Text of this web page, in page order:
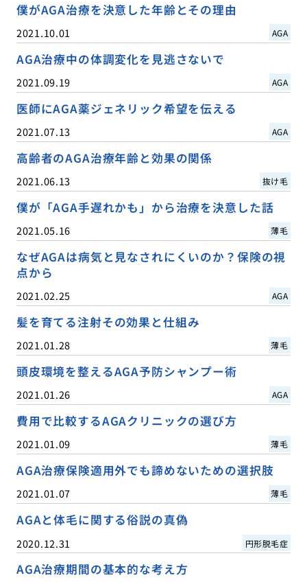
僕がAGA治療を決意した年齢とその理由
2021.10.01 AGA
AGA治療中の体調変化を見逃さないで
2021.09.19 AGA
医師にAGA薬ジェネリック希望を伝える
2021.07.13 AGA
高齢者のAGA治療年齢と効果の関係
2021.06.13 抜け毛
僕が「AGA手遅れかも」から治療を決意した話
2021.05.16 薄毛
なぜAGAは病気と見なされにくいのか？保険の視
点から
2021.02.25 AGA
髪を育てる注射その効果と仕組み
2021.01.28 薄毛
頭皮環境を整えるAGA予防シャンプー術
2021.01.26 AGA
費用で比較するAGAクリニックの選び方
2021.01.09 薄毛
AGA治療保険適用外でも諦めないための選択肢
2021.01.07 薄毛
AGAと体毛に関する俗説の真偽
2020.12.31 円形脱毛症
AGA治療期間の基本的な考え方